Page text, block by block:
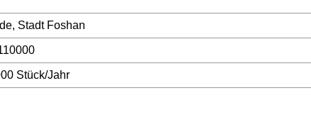
Stadt Foshan
Stück/Jahr